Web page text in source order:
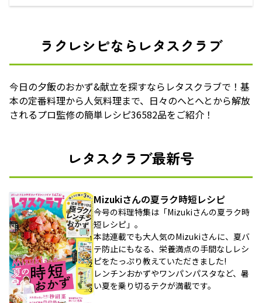
ラクレシピならレタスクラブ
今日の夕飯のおかず&献立を探すならレタスクラブで！基
本の定番料理から人気料理まで、日々のへとへとから解放
されるプロ監修の簡単レシピ36582品をご紹介！
レタスクラブ最新号
Mizukiさんの夏ラク時短レシピ
今号の料理特集は「Mizukiさんの夏ラク時
短レシピ」。
本誌連載でも大人気のMizukiさんに、夏バ
テ防止にもなる、栄養満点の手間なしレシ
ピをたっぷり教えていただきました!
レンチンおかずやワンパンパスタなど、暑
い夏を乗り切るテクが満載です。